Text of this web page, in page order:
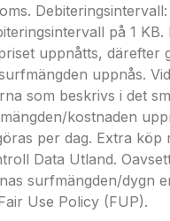
på 1 KB.
uppnåtts, därefter
uppnås.
som beskrivs i det
kostnaden
per dag. Extra köp
Data Utland.
surfmängden/dygn
Use Policy (FUP).